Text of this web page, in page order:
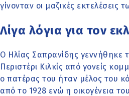
γίνονταν οι μαζικές εκτελέσεις
Λίγα λόγια για τον
Ο Ηλίας Σαπρανίδης γεννήθηκε
Περιστέρι Κιλκίς από γονείς
ο πατέρας του ήταν μέλος του
από το 1928 ενώ η οικογένεια